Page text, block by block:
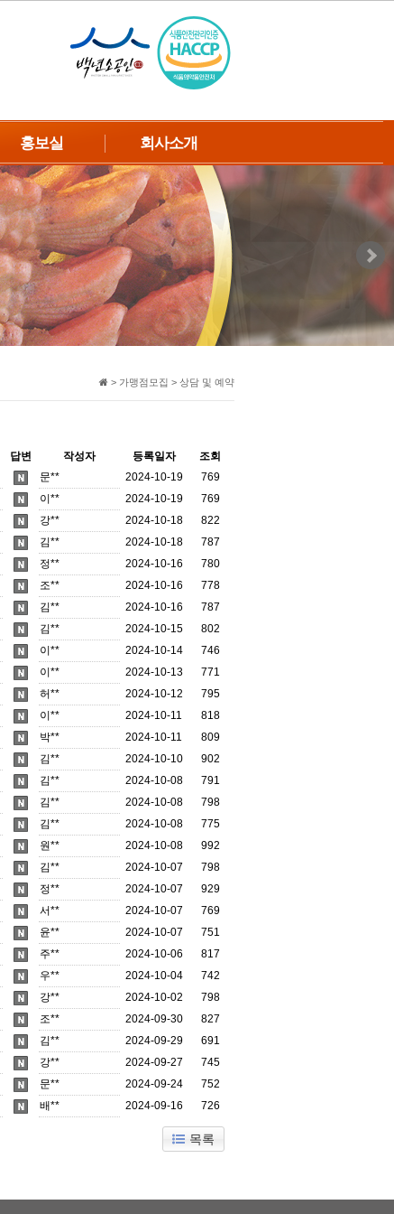
홍보실
언론보도
TV방송자료
신제품소식
공지사항
웹툰
고객의소리
회사소개
인사말
회사연혁
CI&BI소개
오시는 길
> 가맹점모집 > 상담 및 예약
답변 작성자 등록일자
조회
문** 2024-10-19
769
이** 2024-10-19
769
강** 2024-10-18
822
김** 2024-10-18
787
정** 2024-10-16
780
조** 2024-10-16
778
김** 2024-10-16
787
김** 2024-10-15
802
이** 2024-10-14
746
이** 2024-10-13
771
허** 2024-10-12
795
이** 2024-10-11
818
박** 2024-10-11
809
김** 2024-10-10
902
김** 2024-10-08
791
김** 2024-10-08
798
김** 2024-10-08
775
원** 2024-10-08
992
김** 2024-10-07
798
정** 2024-10-07
929
서** 2024-10-07
769
윤** 2024-10-07
751
주** 2024-10-06
817
우** 2024-10-04
742
강** 2024-10-02
798
조** 2024-09-30
827
김** 2024-09-29
691
강** 2024-09-27
745
문** 2024-09-24
752
배** 2024-09-16 726
목록